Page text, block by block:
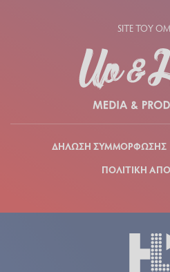
SITE ΤΟΥ
ΔΗΛΩΣΗ ΣΥΜΜΟΡΦΩΣΗΣ
ΠΟΛΙΤΙΚΗ